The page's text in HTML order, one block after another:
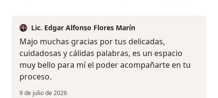
Lic. Edgar Alfonso Flores Marín
Majo muchas gracias por tus delicadas,
cuidadosas y cálidas palabras, es un espacio
muy bello para mí el poder acompañarte en tu
proceso.
9 de julio de 2026